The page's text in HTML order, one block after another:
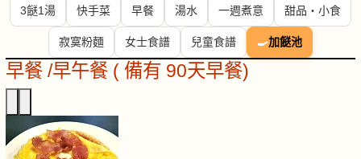
3餸1湯 快手菜 早餐 湯水 一週煮意 甜品・小食
寂寞粉麵 女士食譜 兒童食譜 🍳加餸池
早餐 /早午餐 ( 備有 90天早餐)